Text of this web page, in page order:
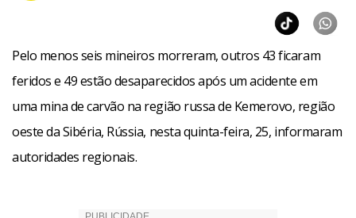
Pelo menos seis mineiros morreram, outros 43 ficaram
feridos e 49 estão desaparecidos após um acidente em
uma mina de carvão na região russa de Kemerovo, região
oeste da Sibéria, Rússia, nesta quinta-feira, 25, informaram
autoridades regionais.